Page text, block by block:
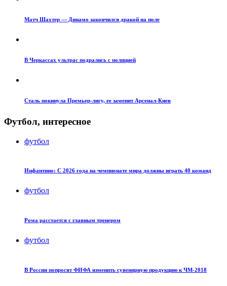
Матч Шахтер — Динамо закончился дракой на поле
В Черкассах ультрас подрались с полицией
Сталь покинула Премьер-лигу, ее заменит Арсенал-Киев
Футбол, интересное
футбол
Инфантино: С 2026 года на чемпионате мира должны играть 40 команд
футбол
Рома расстается с главным тренером
футбол
В России попросят ФИФА изменить сувенирную продукцию к ЧМ-2018